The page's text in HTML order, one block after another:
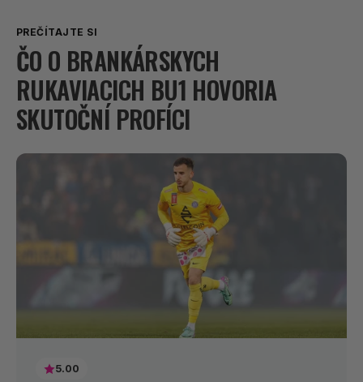
PREČÍTAJTE SI
ČO O BRANKÁRSKYCH
RUKAVIACICH BU1 HOVORIA
SKUTOČNÍ PROFÍCI
5.00